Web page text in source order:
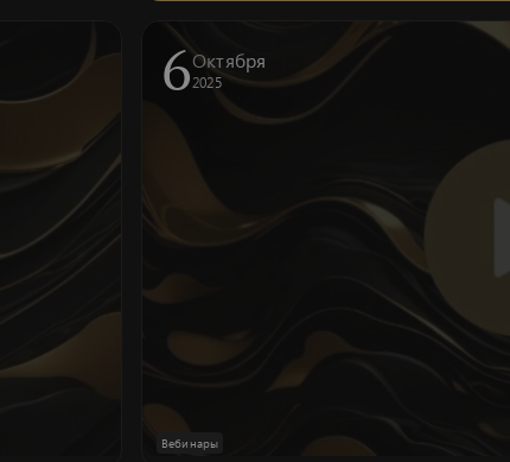
6Октября
2025
Вебинары